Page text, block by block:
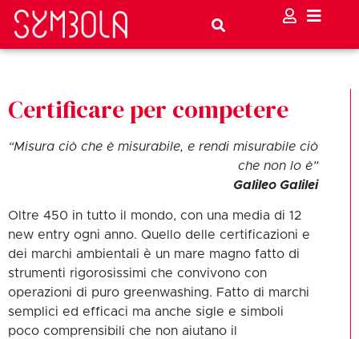
Certificare per competere
“Misura ciò che è misurabile, e rendi misurabile ciò
che non lo è”
Galileo Galilei
Oltre 450 in tutto il mondo, con una media di 12
new entry ogni anno. Quello delle certificazioni e
dei marchi ambientali è un mare magno fatto di
strumenti rigorosissimi che convivono con
operazioni di puro greenwashing. Fatto di marchi
semplici ed efficaci ma anche sigle e simboli
poco comprensibili che non aiutano il